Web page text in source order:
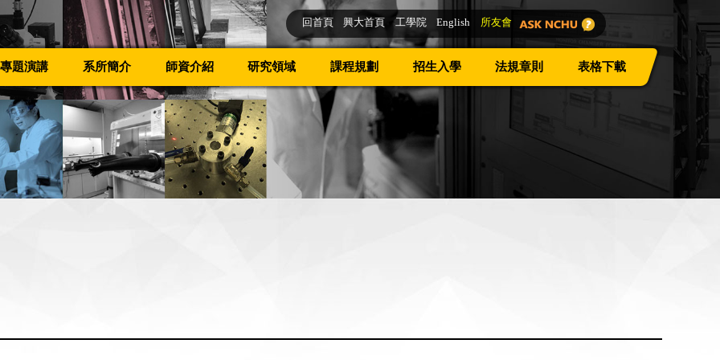
回首頁 興大首頁 工學院 English 所友會
專題演講 系所簡介 師資介紹 研究領域 課程規劃 招生入學 法規章則 表格下載